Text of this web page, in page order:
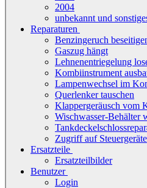
2004
unbekannt und
Reparaturen
Benzingeruch
Gaszug hängt
Lehnenentriegelung
Kombiinstrument
Lampenwechsel im
Querlenker tauschen
Klappergeräusch vom
Wischwasser-Behälter
Zugriff auf Steuergeräte
Ersatzteile
Ersatzteilbilder
Benutzer
Login